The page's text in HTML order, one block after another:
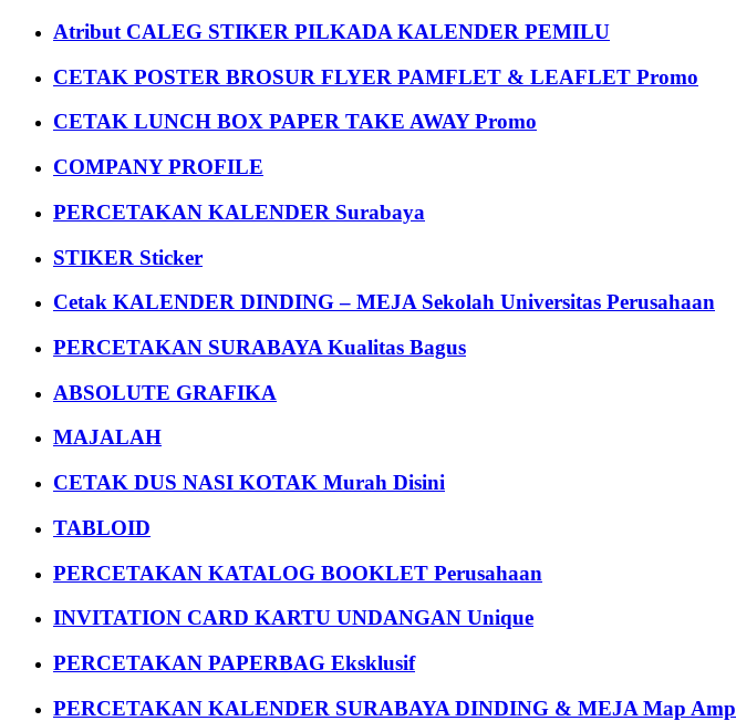
Atribut CALEG STIKER PILKADA KALENDER PEMILU
CETAK POSTER BROSUR FLYER PAMFLET & LEAFLET Promo
CETAK LUNCH BOX PAPER TAKE AWAY Promo
COMPANY PROFILE
PERCETAKAN KALENDER Surabaya
STIKER Sticker
Cetak KALENDER DINDING – MEJA Sekolah Universitas Perusahaan
PERCETAKAN SURABAYA Kualitas Bagus
ABSOLUTE GRAFIKA
MAJALAH
CETAK DUS NASI KOTAK Murah Disini
TABLOID
PERCETAKAN KATALOG BOOKLET Perusahaan
INVITATION CARD KARTU UNDANGAN Unique
PERCETAKAN PAPERBAG Eksklusif
PERCETAKAN KALENDER SURABAYA DINDING & MEJA Map